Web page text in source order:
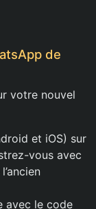
de
votre nouvel
et iOS) sur
vous avec
avec le code